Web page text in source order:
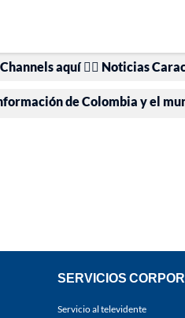
aquí 👉🏻 Noticias
de Colombia y el
SERVICIOS
Servicio al televidente